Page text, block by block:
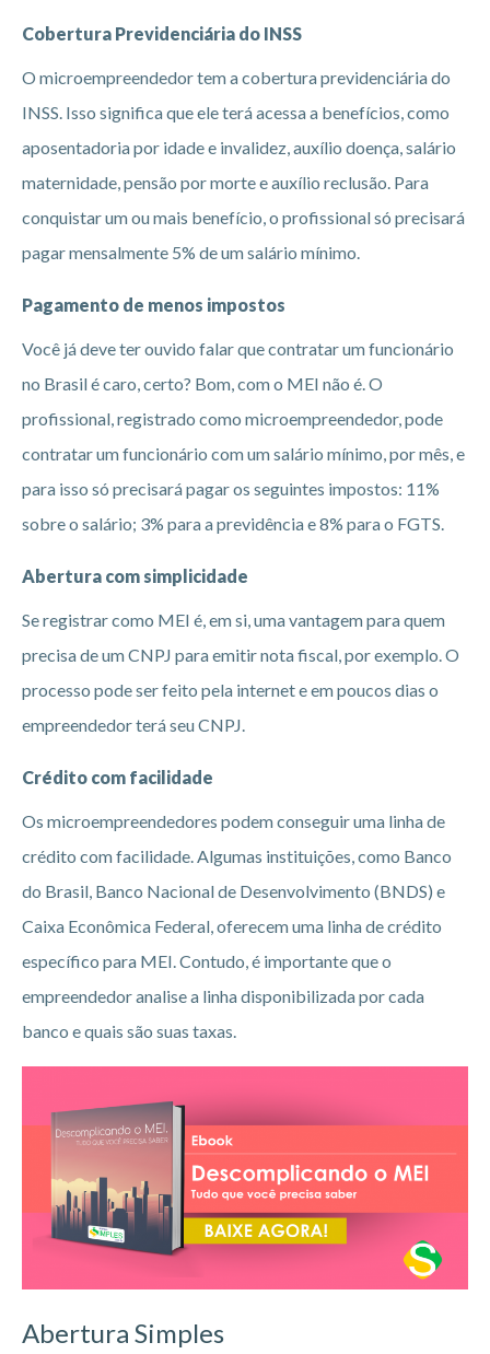
Cobertura Previdenciária do INSS
O microempreendedor tem a cobertura previdenciária do
INSS. Isso significa que ele terá acessa a benefícios, como
aposentadoria por idade e invalidez, auxílio doença, salário
maternidade, pensão por morte e auxílio reclusão. Para
conquistar um ou mais benefício, o profissional só precisará
pagar mensalmente 5% de um salário mínimo.
Pagamento de menos impostos
Você já deve ter ouvido falar que contratar um funcionário
no Brasil é caro, certo? Bom, com o MEI não é. O
profissional, registrado como microempreendedor, pode
contratar um funcionário com um salário mínimo, por mês, e
para isso só precisará pagar os seguintes impostos: 11%
sobre o salário; 3% para a previdência e 8% para o FGTS.
Abertura com simplicidade
Se registrar como MEI é, em si, uma vantagem para quem
precisa de um CNPJ para emitir nota fiscal, por exemplo. O
processo pode ser feito pela internet e em poucos dias o
empreendedor terá seu CNPJ.
Crédito com facilidade
Os microempreendedores podem conseguir uma linha de
crédito com facilidade. Algumas instituições, como Banco
do Brasil, Banco Nacional de Desenvolvimento (BNDS) e
Caixa Econômica Federal, oferecem uma linha de crédito
específico para MEI. Contudo, é importante que o
empreendedor analise a linha disponibilizada por cada
banco e quais são suas taxas.
Abertura Simples